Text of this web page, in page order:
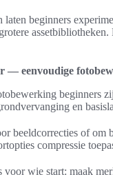
laten beginners
— eenvoudige
beginners
en
beeldcorrecties of om
compressie
voor wie start: maak